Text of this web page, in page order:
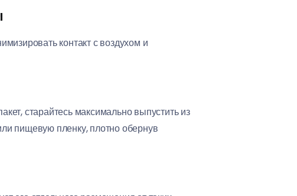
контакт с воздухом и
старайтесь максимально выпустить из
пищевую пленку, плотно обернув